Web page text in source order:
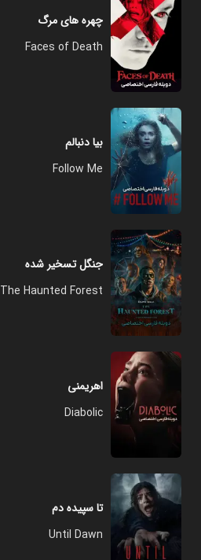
چهره های مرگ
Faces of Death
بیا دنبالم
Follow Me
جنگل تسخیر شده
The Haunted Forest
اهریمنی
Diabolic
تا سپیده دم
Until Dawn